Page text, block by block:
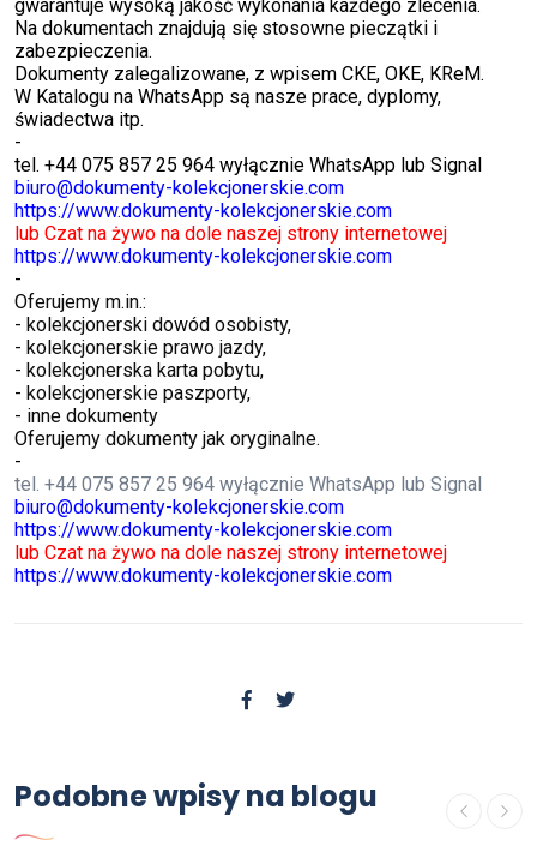
gwarantuje wysoką jakość wykonania każdego zlecenia.
Na dokumentach znajdują się stosowne pieczątki i
zabezpieczenia.
Dokumenty zalegalizowane, z wpisem CKE, OKE, KReM.
W Katalogu na WhatsApp są nasze prace, dyplomy,
świadectwa itp.
-
tel. +44 075 857 25 964 wyłącznie WhatsApp lub Signal
biuro@dokumenty-kolekcjonerskie.com
https://www.dokumenty-kolekcjonerskie.com
lub Czat na żywo na dole naszej strony internetowej
https://www.dokumenty-kolekcjonerskie.com
-
Oferujemy m.in.:
- kolekcjonerski dowód osobisty,
- kolekcjonerskie prawo jazdy,
- kolekcjonerska karta pobytu,
- kolekcjonerskie paszporty,
- inne dokumenty
Oferujemy dokumenty jak oryginalne.
-
tel. +44 075 857 25 964 wyłącznie WhatsApp lub Signal
biuro@dokumenty-kolekcjonerskie.com
https://www.dokumenty-kolekcjonerskie.com
lub Czat na żywo na dole naszej strony internetowej
https://www.dokumenty-kolekcjonerskie.com
Podobne wpisy na blogu